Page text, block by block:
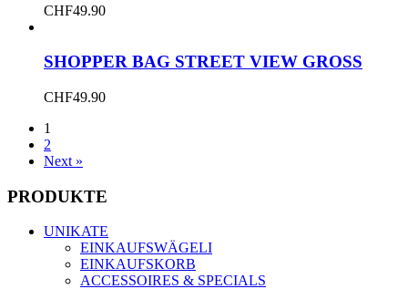
CHF49.90
SHOPPER BAG STREET VIEW GROSS
CHF49.90
1
2
Next »
PRODUKTE
UNIKATE
EINKAUFSWÄGELI
EINKAUFSKORB
ACCESSOIRES & SPECIALS